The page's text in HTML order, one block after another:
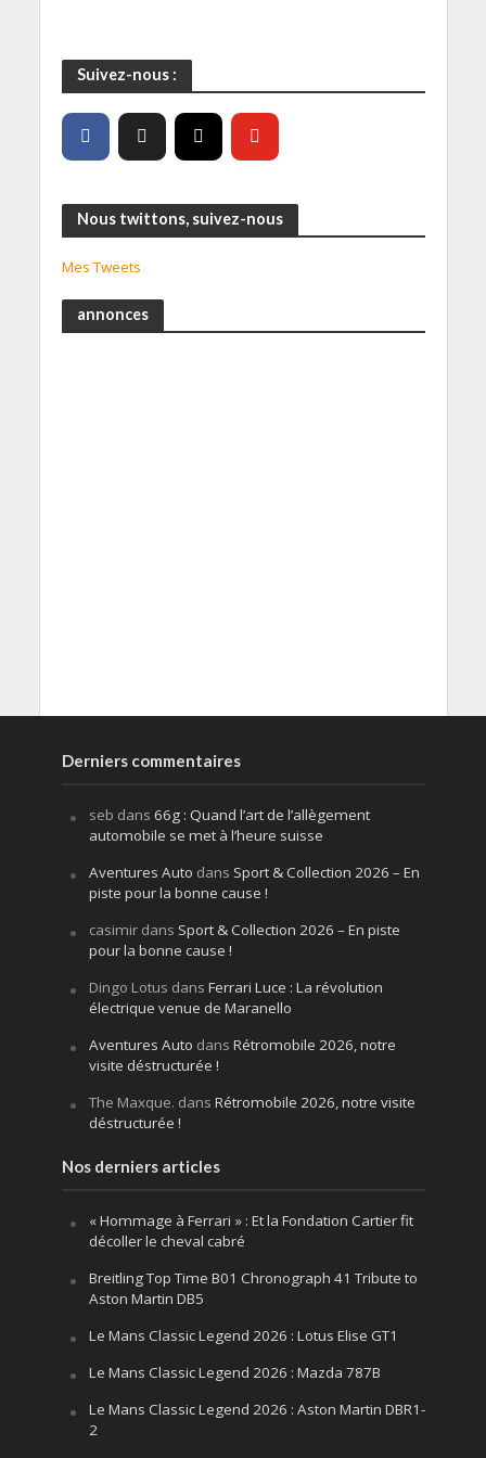
Suivez-nous :
Nous twittons, suivez-nous
Mes Tweets
annonces
Derniers commentaires
seb dans 66g : Quand l’art de l’allègement
automobile se met à l’heure suisse
Aventures Auto dans Sport & Collection 2026 – En
piste pour la bonne cause !
casimirdans Sport & Collection 2026 – En piste
pour la bonne cause !
Dingo Lotus dans Ferrari Luce : La révolution
électrique venue de Maranello
Aventures Auto dans Rétromobile 2026, notre
visite déstructurée !
The Maxque. dans Rétromobile 2026, notre visite
déstructurée !
Nos derniers articles
« Hommage à Ferrari » : Et la Fondation Cartier fit
décoller le cheval cabré
Breitling Top Time B01 Chronograph 41 Tribute to
Aston Martin DB5
Le Mans Classic Legend 2026 : Lotus Elise GT1
Le Mans Classic Legend 2026 : Mazda 787B
Le Mans Classic Legend 2026 : Aston Martin DBR1-
2